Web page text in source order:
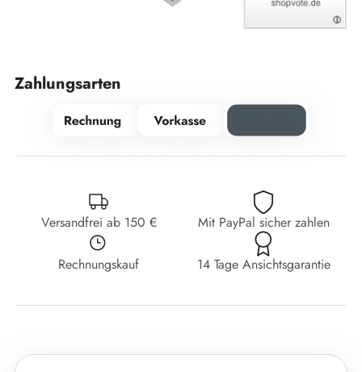
Zahlungsarten
Versandfrei ab 150 € Mit PayPal sicher zahlen
Rechnungskauf 14 Tage Ansichtsgarantie